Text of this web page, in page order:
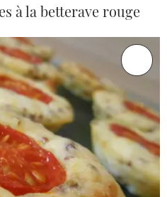
à la betterave rouge